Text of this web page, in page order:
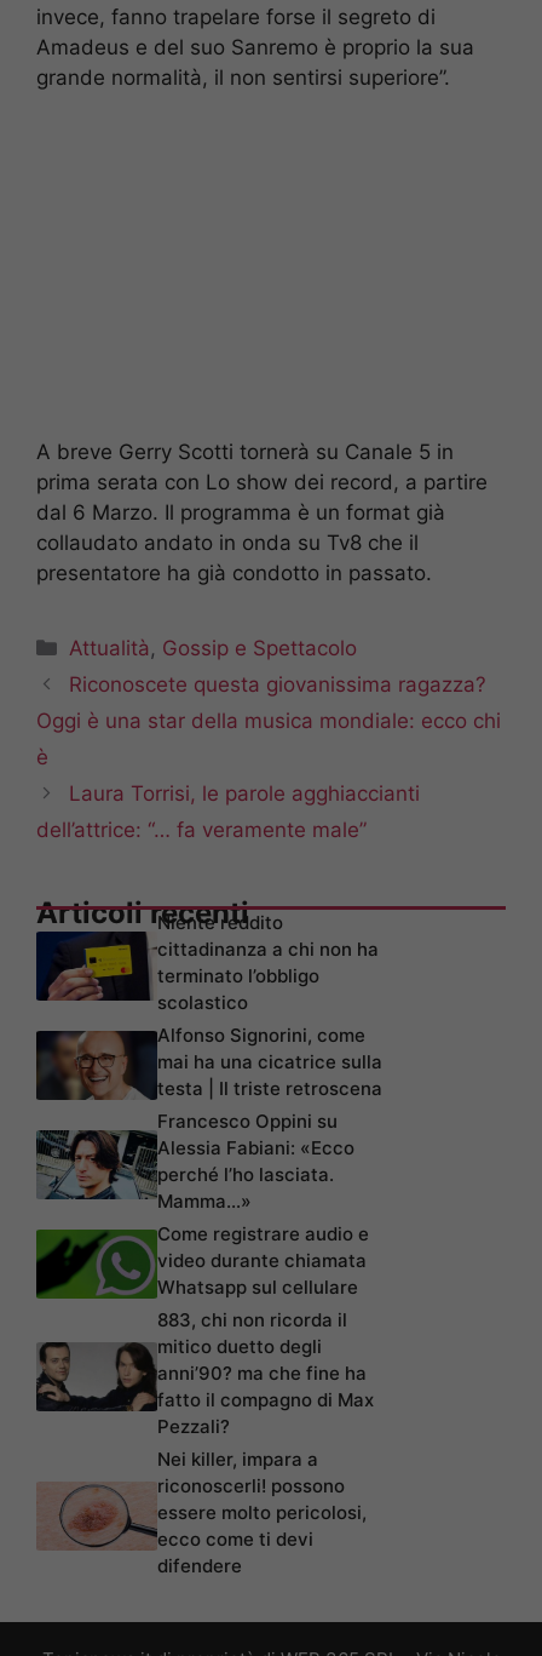
invece, fanno trapelare forse il segreto di
Amadeus e del suo Sanremo è proprio la sua
grande normalità, il non sentirsi superiore”.
A breve Gerry Scotti tornerà su Canale 5 in
prima serata con Lo show dei record, a partire
dal 6 Marzo. Il programma è un format già
collaudato andato in onda su Tv8 che il
presentatore ha già condotto in passato.
Categorie
Attualità , Gossip e Spettacolo
Riconoscete questa giovanissima ragazza?
Oggi è una star della musica mondiale: ecco chi
è
Laura Torrisi, le parole agghiaccianti
dell’attrice: “… fa veramente male”
Articoli recenti
Niente reddito
cittadinanza a chi non ha
terminato l’obbligo
scolastico
Alfonso Signorini, come
mai ha una cicatrice sulla
testa | Il triste retroscena
Francesco Oppini su
Alessia Fabiani: «Ecco
perché l’ho lasciata.
Mamma…»
Come registrare audio e
video durante chiamata
Whatsapp sul cellulare
883, chi non ricorda il
mitico duetto degli
anni’90? ma che fine ha
fatto il compagno di Max
Pezzali?
Nei killer, impara a
riconoscerli! possono
essere molto pericolosi,
ecco come ti devi
difendere